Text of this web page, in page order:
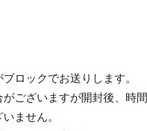
ロックでお送りします。
ございますが開封後、時間
ません。